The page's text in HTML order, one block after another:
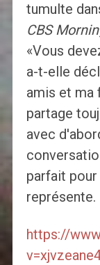
tumulte
CBS
«Vous
a-t-elle
amis et ma
partage
avec
parfait
représente.
https://